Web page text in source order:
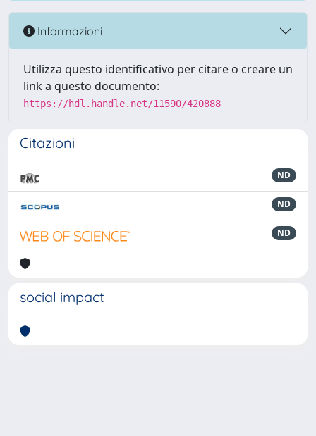
Informazioni
Utilizza questo identificativo per citare o creare un
link a questo documento:
https://hdl.handle.net/11590/420888
Citazioni
ND
ND
ND
social impact